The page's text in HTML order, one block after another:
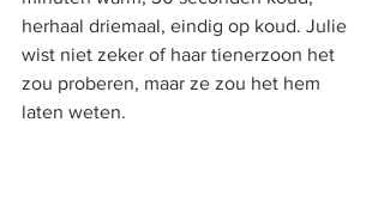
herhaal driemaal, eindig op koud. Julie
wist niet zeker of haar tienerzoon het
zou proberen, maar ze zou het hem
laten weten.